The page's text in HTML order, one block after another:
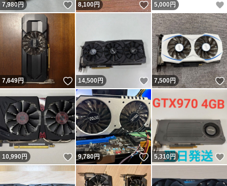
7,980円 いいね！
8,100円 いいね！
5,000 円
7,649円 いいね！
14,500円 いいね！
7,500円
10,990円 いいね！
9,780円 いいね！
5,310円